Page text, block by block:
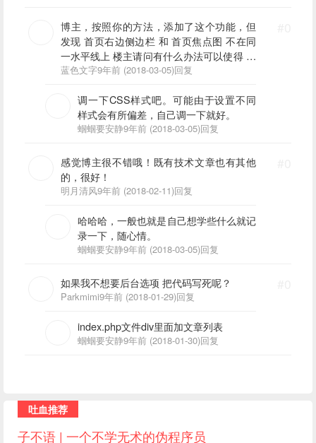
博主，按照你的方法，添加了这个功能，但
发现 首页右边侧边栏 和 首页焦点图 不在同
一水平线上 楼主请问有什么办法可以使得 侧
边栏第一个模块 向下移10px吗
蓝色文字9年前 (2018-03-05)回复
调一下CSS样式吧。可能由于设置不同
样式会有所偏差，自己调一下就好。
蝈蝈要安静9年前 (2018-03-05)回复
感觉博主很不错哦！既有技术文章也有其他
的，很好！
明月清风9年前 (2018-02-11)回复
哈哈哈，一般也就是自己想学些什么就记
录一下，随心情。
蝈蝈要安静9年前 (2018-03-05)回复
如果我不想要后台选项 把代码写死呢？
Parkmimi9年前 (2018-01-29)回复
index.php文件div里面加文章列表
蝈蝈要安静9年前 (2018-01-30)回复
吐血推荐
子不语 | 一个不学无术的伪程序员